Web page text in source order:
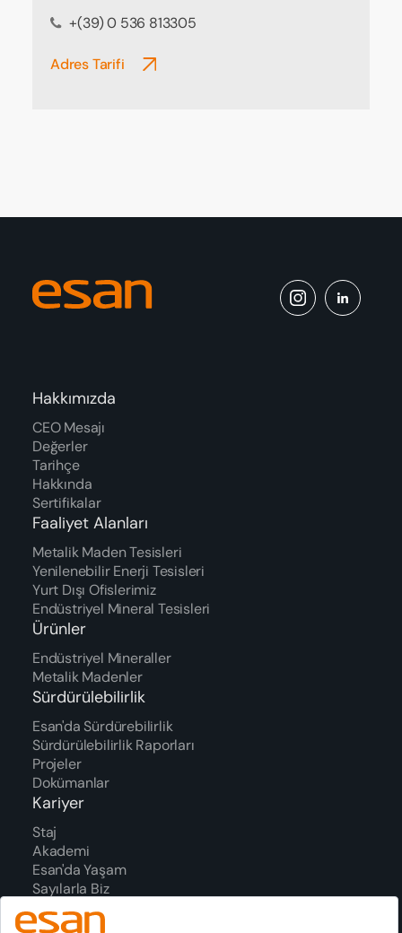
+(39) 0 536 813305
Adres Tarifi
Hakkımızda
CEO Mesajı
Değerler
Tarihçe
Hakkında
Sertifikalar
Faaliyet Alanları
Metalik Maden Tesisleri
Yenilenebilir Enerji Tesisleri
Yurt Dışı Ofislerimiz
Endüstriyel Mineral Tesisleri
Ürünler
Endüstriyel Mineraller
Metalik Madenler
Sürdürülebilirlik
Esan'da Sürdürebilirlik
Sürdürülebilirlik Raporları
Projeler
Dokümanlar
Kariyer
Staj
Akademi
Esan'da Yaşam
Sayılarla Biz
Süreç
Ödüller